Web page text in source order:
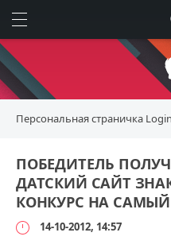
Персональная страничка
ПОБЕДИТЕЛЬ
ДАТСКИЙ САЙТ
КОНКУРС НА
14-10-2012, 14:57